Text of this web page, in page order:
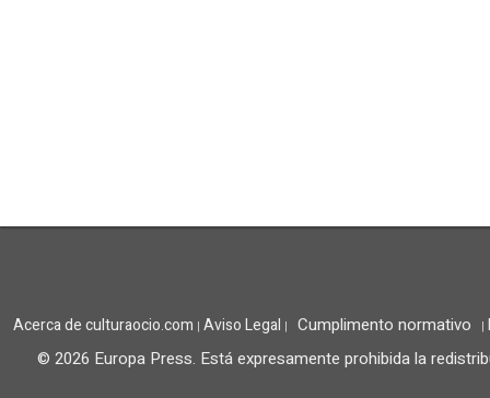
Acerca de culturaocio.com | Aviso Legal | Cumplimento normativo |
© 2026 Europa Press. Está expresamente prohibida la